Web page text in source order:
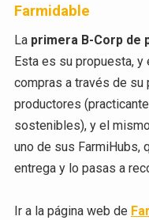
Farmidable
La primera B-Corp de
Esta es su propuesta,
compras a través de
productores
sostenibles), y el
uno de sus FarmiHubs,
entrega y lo pasas a
Ir a la página web de